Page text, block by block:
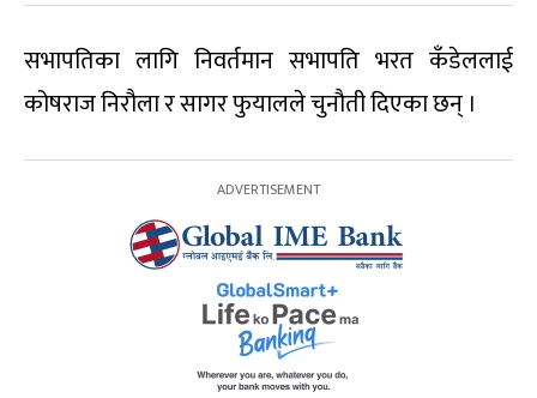
सभापतिका लागि निवर्तमान सभापति भरत कँडेललाई
कोषराज निरौला र सागर फुयालले चुनौती दिएका छन् ।